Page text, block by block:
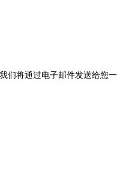
们将通过电子邮件发送给您一